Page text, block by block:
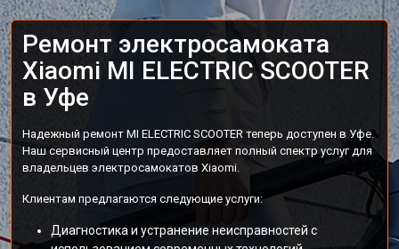
Ремонт электросамоката
Xiaomi MI ELECTRIC SCOOTER
в Уфе
Надежный ремонт MI ELECTRIC SCOOTER теперь доступен в Уфе.
Наш сервисный центр предоставляет полный спектр услуг для
владельцев электросамокатов Xiaomi.
Клиентам предлагаются следующие услуги:
Диагностика и устранение неисправностей с